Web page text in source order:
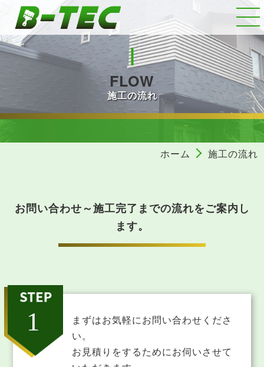
FLOW
施工の流れ
ホーム 施工の流れ
お問い合わせ～施工完了までの流れをご案内し
ます。
まずはお気軽にお問い合わせくださ
い。
お見積りをするためにお伺いさせて